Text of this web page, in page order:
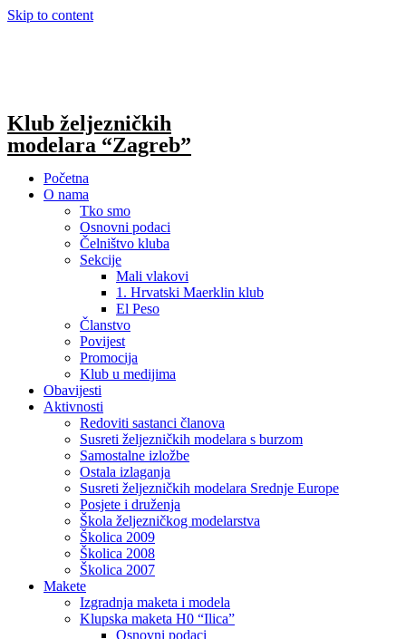
Skip to content
Klub željezničkih
modelara “Zagreb”
Početna
O nama
Tko smo
Osnovni podaci
Čelništvo kluba
Sekcije
Mali vlakovi
1. Hrvatski Maerklin klub
El Peso
Članstvo
Povijest
Promocija
Klub u medijima
Obavijesti
Aktivnosti
Redoviti sastanci članova
Susreti željezničkih modelara s burzom
Samostalne izložbe
Ostala izlaganja
Susreti željezničkih modelara Srednje Europe
Posjete i druženja
Škola željezničkog modelarstva
Školica 2009
Školica 2008
Školica 2007
Makete
Izgradnja maketa i modela
Klupska maketa H0 “Ilica”
Osnovni podaci